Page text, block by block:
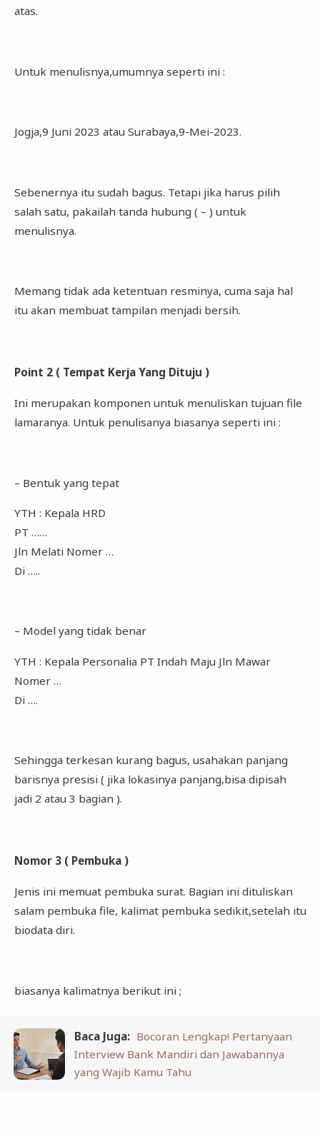
atas.
Untuk menulisnya,umumnya seperti ini :
Jogja,9 Juni 2023 atau Surabaya,9-Mei-2023.
Sebenernya itu sudah bagus. Tetapi jika harus pilih
salah satu, pakailah tanda hubung ( – ) untuk
menulisnya.
Memang tidak ada ketentuan resminya, cuma saja hal
itu akan membuat tampilan menjadi bersih.
Point 2 ( Tempat Kerja Yang Dituju )
Ini merupakan komponen untuk menuliskan tujuan file
lamaranya. Untuk penulisanya biasanya seperti ini :
– Bentuk yang tepat
YTH : Kepala HRD
PT ……
Jln Melati Nomer …
Di …..
– Model yang tidak benar
YTH : Kepala Personalia PT Indah Maju Jln Mawar
Nomer …
Di ….
Sehingga terkesan kurang bagus, usahakan panjang
barisnya presisi ( jika lokasinya panjang,bisa dipisah
jadi 2 atau 3 bagian ).
Nomor 3 ( Pembuka )
Jenis ini memuat pembuka surat. Bagian ini dituliskan
salam pembuka file, kalimat pembuka sedikit,setelah itu
biodata diri.
biasanya kalimatnya berikut ini ;
Baca Juga: Bocoran Lengkap! Pertanyaan
Interview Bank Mandiri dan Jawabannya
yang Wajib Kamu Tahu